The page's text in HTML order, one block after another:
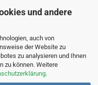
und andere
auch von
der Website zu
zu analysieren und Ihnen
zu können. Weitere
.